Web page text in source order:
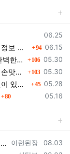
등록일
06.25
등록일
06.15
다낭의 밤문화 최신 트렌드로 알아보는 필색정보 모음 댓글
94
등록일
05.30
다낭 가라오케 탑5 저녁이후 2차코스까지 완벽한곳들 소개 댓글
106
등록일
05.30
다낭 맥심스파 시그니처 스웨디시 정통으로 손맛을 느껴보세요. 댓글
103
등록일
05.28
다낭 미케비치 주변 밤문화의 클럽에는 무엇이 있을까? 댓글
45
등록일
05.16
댓글
80
등록자
이런된장 등록일
08.03
가라 한번 갈꺼 여기3번가고 가라 따로감 ㅋㅋ